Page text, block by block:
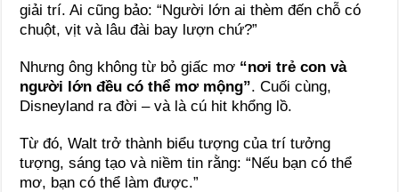
giải trí. Ai cũng bảo: “Người lớn ai thèm đến chỗ có
chuột, vịt và lâu đài bay lượn chứ?”
Nhưng ông không từ bỏ giấc mơ “nơi trẻ con và
người lớn đều có thể mơ mộng”. Cuối cùng,
Disneyland ra đời – và là cú hit khổng lồ.
Từ đó, Walt trở thành biểu tượng của trí tưởng
tượng, sáng tạo và niềm tin rằng: “Nếu bạn có thể
mơ, bạn có thể làm được.”